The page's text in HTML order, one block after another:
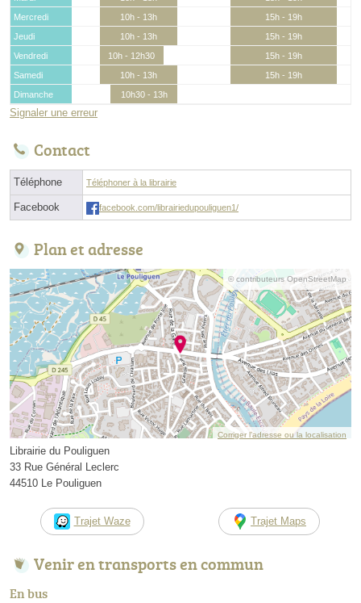
Mercredi
10h - 13h
15h - 19h
Jeudi
10h - 13h
15h - 19h
Vendredi
10h - 12h30
15h - 19h
Samedi
10h - 13h
15h - 19h
Dimanche
10h30 - 13h
Signaler une erreur
Contact
Téléphone Téléphoner à la librairie
Facebook facebook.com/librairiedupouliguen1/
Plan et adresse
© contributeurs OpenStreetMap
Corriger l’adresse ou la localisation
Librairie du Pouliguen
33 Rue Général Leclerc
44510 Le Pouliguen
Trajet Waze Trajet Maps
Venir en transports en commun
En bus